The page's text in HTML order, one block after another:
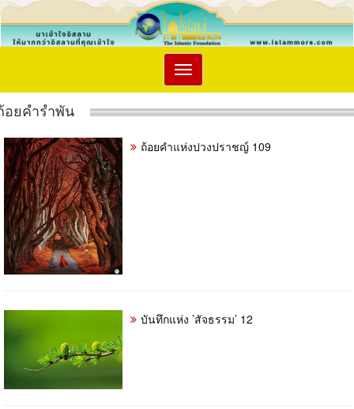
Toggle
navigation
อยคำรำพัน
ถ้อยคำแห่งปวงปราชญ์ 109
บันทึกแห่ง ’สัจธรรม’ 12